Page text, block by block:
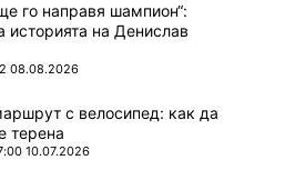
го направя шампион“:
историята на Денислав
08.08.2026
с велосипед: как да
терена
10.07.2026